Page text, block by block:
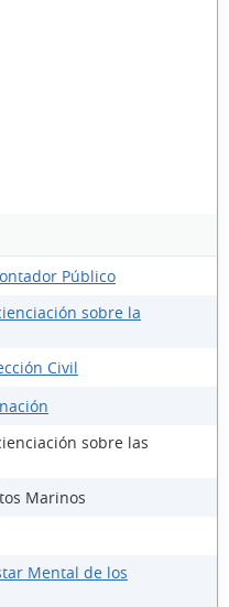
Público
sobre la
Civil
sobre las
Marinos
Mental de los